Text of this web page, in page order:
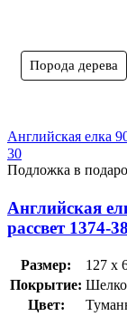
Порода дерева
Английская елка
30
Подложка в
Английская
рассвет 1374-
Размер:
127 x
Покрытие:
Цвет: